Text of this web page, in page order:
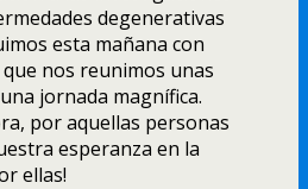
degenerativas
esta mañana con
nos reunimos unas
jornada magní­fica.
por aquellas personas
esperanza en la
ellas!